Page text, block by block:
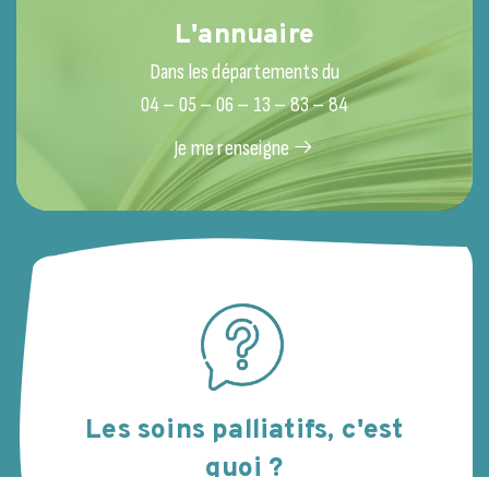
L'annuaire
Dans les départements du
04 – 05 – 06 – 13 – 83 – 84
Je me renseigne
Les soins palliatifs, c'est
quoi ?